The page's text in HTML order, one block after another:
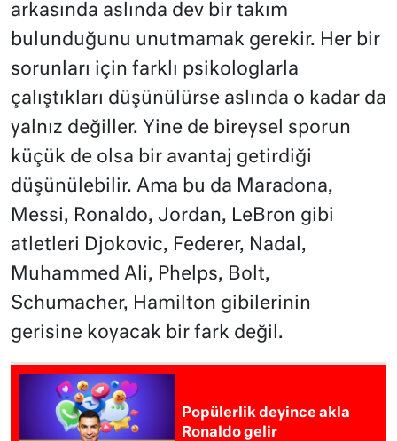
arkasında aslında dev bir takım
bulunduğunu unutmamak gerekir. Her bir
sorunları için farklı psikologlarla
çalıştıkları düşünülürse aslında o kadar da
yalnız değiller. Yine de bireysel sporun
küçük de olsa bir avantaj getirdiği
düşünülebilir. Ama bu da Maradona,
Messi, Ronaldo, Jordan, LeBron gibi
atletleri Djokovic, Federer, Nadal,
Muhammed Ali, Phelps, Bolt,
Schumacher, Hamilton gibilerinin
gerisine koyacak bir fark değil.
Popülerlik deyince akla
Ronaldo gelir